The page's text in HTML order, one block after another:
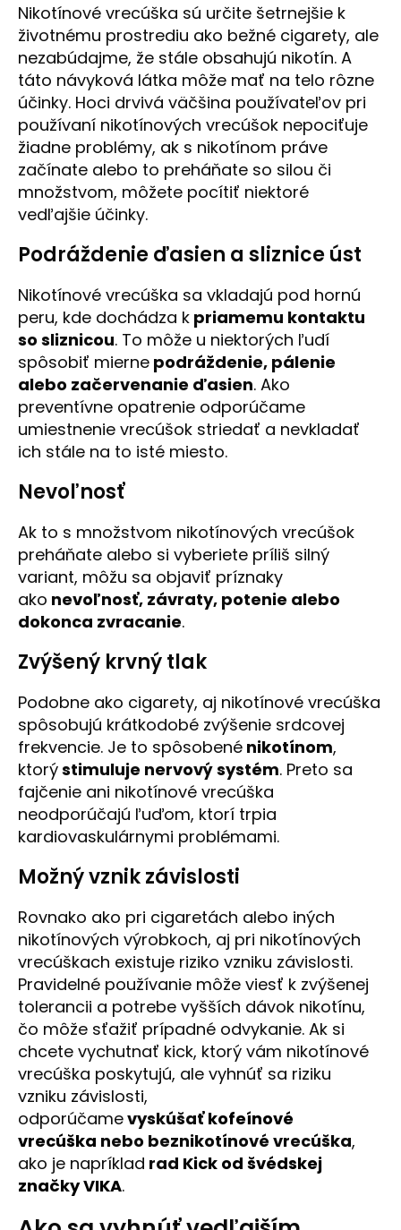
Nikotínové vrecúška sú určite šetrnejšie k
životnému prostrediu ako bežné cigarety, ale
nezabúdajme, že stále obsahujú nikotín. A
táto návyková látka môže mať na telo rôzne
účinky. Hoci drvivá väčšina používateľov pri
používaní nikotínových vrecúšok nepociťuje
žiadne problémy, ak s nikotínom práve
začínate alebo to preháňate so silou či
množstvom, môžete pocítiť niektoré
vedľajšie účinky.
Podráždenie ďasien a sliznice úst
Nikotínové vrecúška sa vkladajú pod hornú
peru, kde dochádza k priamemu kontaktu
so sliznicou. To môže u niektorých ľudí
spôsobiť mierne podráždenie, pálenie
alebo začervenanie ďasien. Ako
preventívne opatrenie odporúčame
umiestnenie vrecúšok striedať a nevkladať
ich stále na to isté miesto.
Nevoľnosť
Ak to s množstvom nikotínových vrecúšok
preháňate alebo si vyberiete príliš silný
variant, môžu sa objaviť príznaky
ako nevoľnosť, závraty, potenie alebo
dokonca zvracanie.
Zvýšený krvný tlak
Podobne ako cigarety, aj nikotínové vrecúška
spôsobujú krátkodobé zvýšenie srdcovej
frekvencie. Je to spôsobené nikotínom,
ktorýstimuluje nervový systém. Preto sa
fajčenie ani nikotínové vrecúška
neodporúčajú ľuďom, ktorí trpia
kardiovaskulárnymi problémami.
Možný vznik závislosti
Rovnako ako pri cigaretách alebo iných
nikotínových výrobkoch, aj pri nikotínových
vrecúškach existuje riziko vzniku závislosti.
Pravidelné používanie môže viesť k zvýšenej
tolerancii a potrebe vyšších dávok nikotínu,
čo môže sťažiť prípadné odvykanie. Ak si
chcete vychutnať kick, ktorý vám nikotínové
vrecúška poskytujú, ale vyhnúť sa riziku
vzniku závislosti,
odporúčamevyskúšaťkofeínové
vrecúška nebo beznikotínové vrecúška,
ako je napríklad rad Kick od švédskej
značky VIKA.